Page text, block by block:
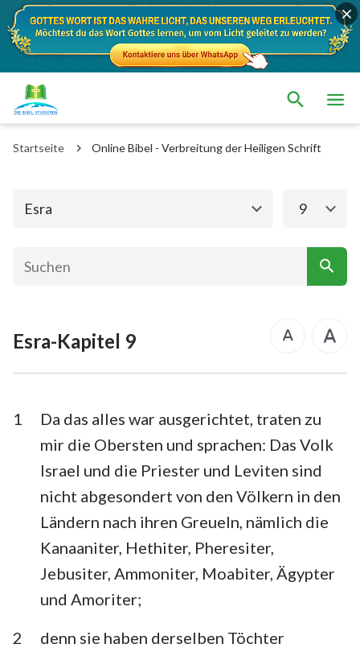
Startseite Online Bibel - Verbreitung der Heiligen Schrift
Esra
Das alte Testament Das neue Testament
1. Mose 2. Mose
1.Samuel
1. Chronik
Esra Nehemia
Esther Hiob
Psalm Sprüche
Jesaja Jeremia
Klagelieder Hesekiel
Daniel
9
Esra-Kapitel 9
1
Da das alles war ausgerichtet, traten zu
mir die Obersten und sprachen: Das Volk
Israel und die Priester und Leviten sind
nicht abgesondert von den Völkern in den
Ländern nach ihren Greueln, nämlich die
Kanaaniter, Hethiter, Pheresiter,
Jebusiter, Ammoniter, Moabiter, Ägypter
und Amoriter;
2
denn sie haben derselben Töchter